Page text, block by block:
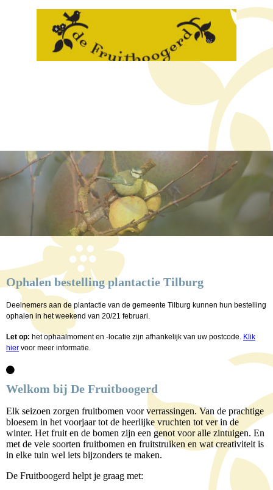
Ophalen bestelling plantactie Tilburg
Deelnemers aan de plantactie van de gemeente Tilburg kunnen hun bestelling
ophalen in het weekend van 20/21 februari.
Let op: het ophaalmoment en -locatie zijn afhankelijk van uw postcode. Klik
hier voor meer informatie.
Welkom bij De Fruitboogerd
Elk seizoen zorgen fruitbomen voor verrassingen. Van de prachtige
bloesem in het voorjaar tot de heerlijke vruchten tot ver in de
winter. Het fruit en de bomen zijn een genot voor alle zintuigen. En
met de vele soorten fruitbomen en fruitstruiken en wat creativiteit is
in elke tuin wel iets bijzonders te maken.
De Fruitboogerd helpt je graag met: